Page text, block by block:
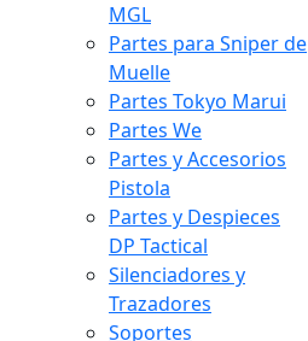
MGL
Partes para Sniper de
Muelle
Partes Tokyo Marui
Partes We
Partes y Accesorios
Pistola
Partes y Despieces
DP Tactical
Silenciadores y
Trazadores
Soportes